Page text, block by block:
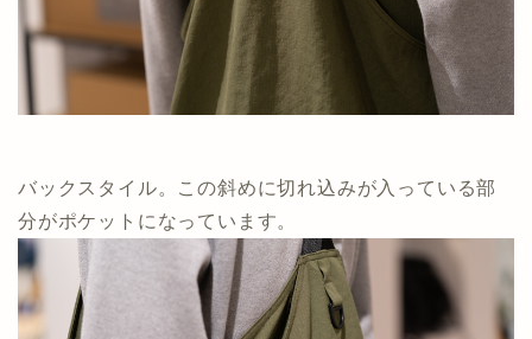
バックスタイル。この斜めに切れ込みが入っている部
分がポケットになっています。